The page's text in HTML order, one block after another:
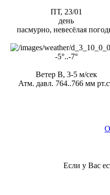
ПТ, 23/01
день
пасмурно, невесёлая
-5°..-7°
Ветер В, 3-5 м/сек
Атм. давл. 764..766 мм
Если у Вас